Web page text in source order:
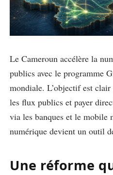
Le Cameroun accélère la
publics avec le programme
mondiale. L’objectif est
les flux publics et payer
via les banques et le mobile
numérique devient un outil
Une réforme